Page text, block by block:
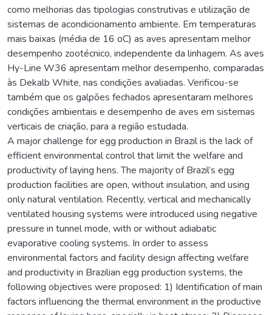
como melhorias das tipologias construtivas e utilização de
sistemas de acondicionamento ambiente. Em temperaturas
mais baixas (média de 16 oC) as aves apresentam melhor
desempenho zootécnico, independente da linhagem. As aves
Hy-Line W36 apresentam melhor desempenho, comparadas
às Dekalb White, nas condições avaliadas. Verificou-se
também que os galpões fechados apresentaram melhores
condições ambientais e desempenho de aves em sistemas
verticais de criação, para a região estudada.
A major challenge for egg production in Brazil is the lack of
efficient environmental control that limit the welfare and
productivity of laying hens. The majority of Brazil’s egg
production facilities are open, without insulation, and using
only natural ventilation. Recently, vertical and mechanically
ventilated housing systems were introduced using negative
pressure in tunnel mode, with or without adiabatic
evaporative cooling systems. In order to assess
environmental factors and facility design affecting welfare
and productivity in Brazilian egg production systems, the
following objectives were proposed: 1) Identification of main
factors influencing the thermal environment in the productive